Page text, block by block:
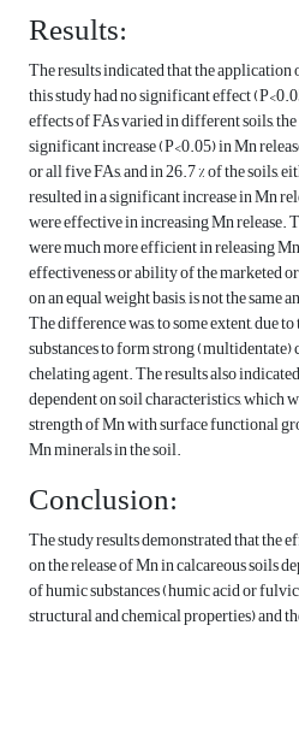
Results:
The results indicated that the
this study had no significant effect
effects of FAs varied in different soils,
significant increase (P<0.05) in Mn
or all five FAs, and in 26.7 % of the soils,
resulted in a significant increase in Mn
were effective in increasing Mn release.
were much more efficient in releasing
effectiveness or ability of the marketed
on an equal weight basis, is not the same
The difference was, to some extent, due
substances to form strong (multidentate)
chelating agent. The results also
dependent on soil characteristics, which
strength of Mn with surface functional
Mn minerals in the soil.
Conclusion:
The study results demonstrated that the
on the release of Mn in calcareous soils
of humic substances (humic acid or
structural and chemical properties) and